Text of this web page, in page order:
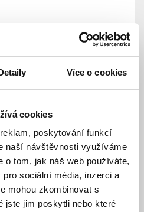
Více o cookies
cookies
poskytování funkcí
naší návštěvnosti využíváme
o tom, jak náš web používáte,
sociální média, inzerci a
mohou zkombinovat s
jste jim poskytli nebo které
54 Kč